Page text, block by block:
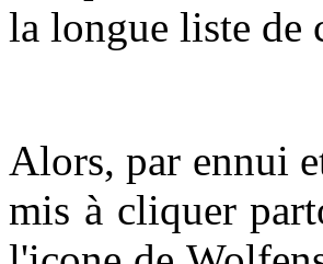
la longue liste de
Alors, par ennui
mis à cliquer